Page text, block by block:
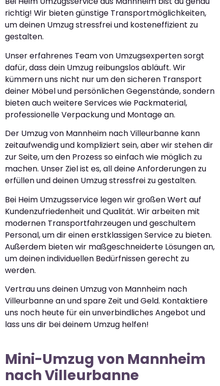
richtig! Wir bieten günstige Transportmöglichkeiten,
um deinen Umzug stressfrei und kosteneffizient zu
gestalten.
Unser erfahrenes Team von Umzugsexperten sorgt
dafür, dass dein Umzug reibungslos abläuft. Wir
kümmern uns nicht nur um den sicheren Transport
deiner Möbel und persönlichen Gegenstände, sondern
bieten auch weitere Services wie Packmaterial,
professionelle Verpackung und Montage an.
Der Umzug von Mannheim nach Villeurbanne kann
zeitaufwendig und kompliziert sein, aber wir stehen dir
zur Seite, um den Prozess so einfach wie möglich zu
machen. Unser Ziel ist es, all deine Anforderungen zu
erfüllen und deinen Umzug stressfrei zu gestalten.
Bei Heim Umzugsservice legen wir großen Wert auf
Kundenzufriedenheit und Qualität. Wir arbeiten mit
modernen Transportfahrzeugen und geschultem
Personal, um dir einen erstklassigen Service zu bieten.
Außerdem bieten wir maßgeschneiderte Lösungen an,
um deinen individuellen Bedürfnissen gerecht zu
werden.
Vertrau uns deinen Umzug von Mannheim nach
Villeurbanne an und spare Zeit und Geld. Kontaktiere
uns noch heute für ein unverbindliches Angebot und
lass uns dir bei deinem Umzug helfen!
Mini-Umzug von Mannheim
nach Villeurbanne